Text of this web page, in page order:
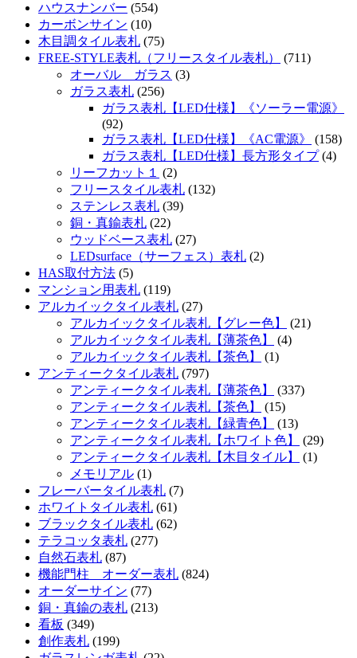
ハウスナンバー (554)
カーボンサイン (10)
木目調タイル表札 (75)
FREE-STYLE表札（フリースタイル表札）
(711)
オーバル ガラス (3)
ガラス表札 (256)
ガラス表札【LED仕様】《ソーラー電源》
(92)
ガラス表札【LED仕様】《AC電源》
(158)
ガラス表札【LED仕様】長方形タイプ(4)
リーフカット１
(2)
フリースタイル表札 (132)
ステンレス表札 (39)
銅・真鍮表札 (22)
ウッドベース表札 (27)
LEDsurface（サーフェス）表札 (2)
HAS取付方法 (5)
マンション用表札 (119)
アルカイックタイル表札 (27)
アルカイックタイル表札【グレー色】
(21)
アルカイックタイル表札【薄茶色】
(4)
アルカイックタイル表札【茶色】
(1)
アンティークタイル表札 (797)
アンティークタイル表札【薄茶色】
(337)
アンティークタイル表札【茶色】
(15)
アンティークタイル表札【緑青色】
(13)
アンティークタイル表札【ホワイト色】
(29)
アンティークタイル表札【木目タイル】
(1)
メモリアル (1)
フレーバータイル表札 (7)
ホワイトタイル表札 (61)
ブラックタイル表札 (62)
テラコッタ表札 (277)
自然石表札 (87)
機能門柱 オーダー表札 (824)
オーダーサイン (77)
銅・真鍮の表札 (213)
看板 (349)
創作表札 (199)